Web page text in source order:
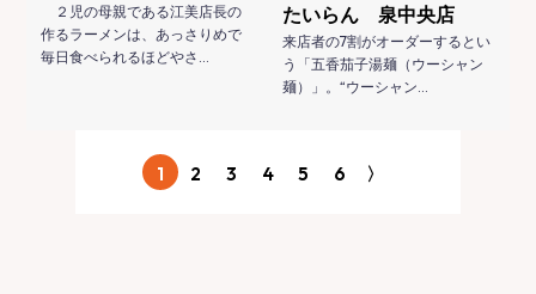
２児の母親である江美店長の
作るラーメンは、あっさりめで
毎日食べられるほどやさ…
たいらん 泉中央店
来店者の7割がオーダーするとい
う「五香茄子湯麺（ウーシャン
麺）」。“ウーシャン…
1 2 3 4 5 6 〉